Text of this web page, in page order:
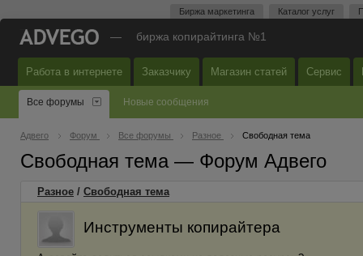
Биржа маркетинга Каталог услуг
— биржа копирайтинга №1
Работа в интернете Заказчику Магазин статей Сервис
Все форумы Новые сообщения
Адвего Форум Все форумы Разное Свободная тема
Свободная тема — Форум Адвего
Разное / Свободная тема
Инструменты копирайтера